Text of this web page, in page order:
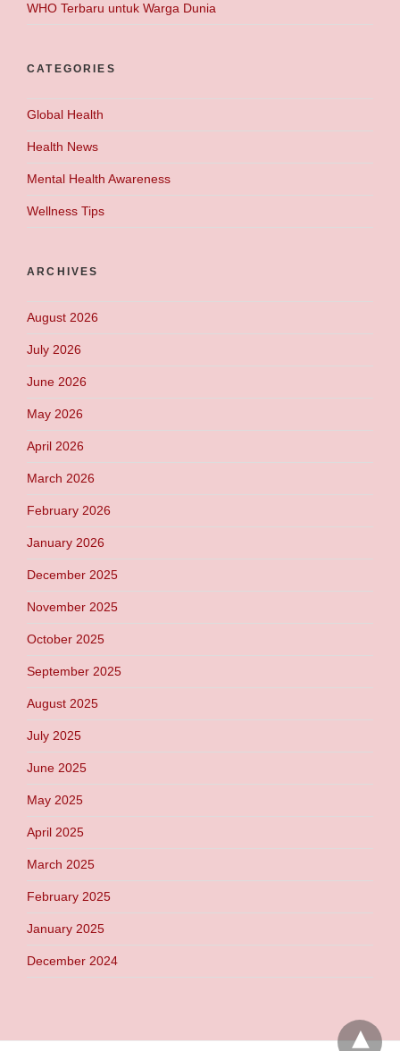
WHO Terbaru untuk Warga Dunia
CATEGORIES
Global Health
Health News
Mental Health Awareness
Wellness Tips
ARCHIVES
August 2026
July 2026
June 2026
May 2026
April 2026
March 2026
February 2026
January 2026
December 2025
November 2025
October 2025
September 2025
August 2025
July 2025
June 2025
May 2025
April 2025
March 2025
February 2025
January 2025
December 2024